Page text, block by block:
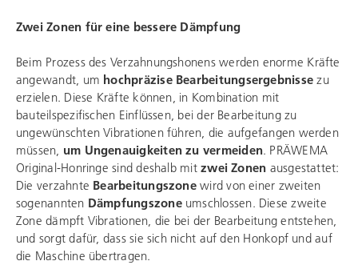
Zwei Zonen für eine bessere Dämpfung
Beim Prozess des Verzahnungshonens werden enorme Kräfte
angewandt, um hochpräzise Bearbeitungsergebnisse zu
erzielen. Diese Kräfte können, in Kombination mit
bauteilspezifischen Einflüssen, bei der Bearbeitung zu
ungewünschten Vibrationen führen, die aufgefangen werden
müssen, um Ungenauigkeiten zu vermeiden. PRÄWEMA
Original-Honringe sind deshalb mitzwei Zonen ausgestattet:
Die verzahnte Bearbeitungszonewird von einer zweiten
sogenannten Dämpfungszone umschlossen. Diese zweite
Zone dämpft Vibrationen, die bei der Bearbeitung entstehen,
und sorgt dafür, dass sie sich nicht auf den Honkopf und auf
die Maschine übertragen.